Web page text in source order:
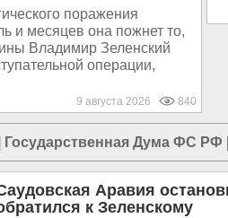
поражения
и месяцев она пожнет то,
Владимир Зеленский
операции,
9 августа 2026 840
Государственная Дума ФС РФ
Аравия
к Зеленскому